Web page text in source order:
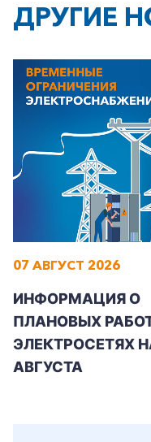
Заказать
ДРУГИЕ
07 АВГУСТ 2026
ИНФОРМАЦИЯ О
ПЛАНОВЫХ
ЭЛЕКТРОСЕТЯХ
АВГУСТА